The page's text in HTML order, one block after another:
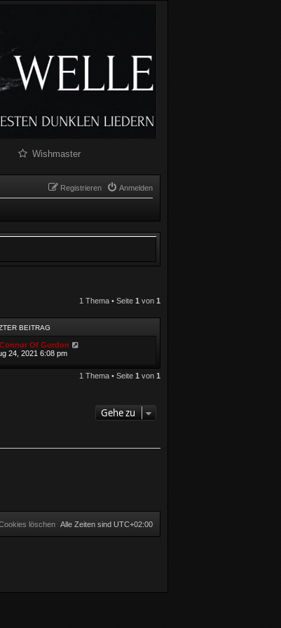
Wishmaster
Anmelden
Registrieren
1 Thema • Seite 1 von 1
BEITRAG
Connor Of Gordon
24, 2021 6:08 pm
1 Thema • Seite 1 von 1
Gehe zu
Alle Zeiten sind UTC+02:00
löschen